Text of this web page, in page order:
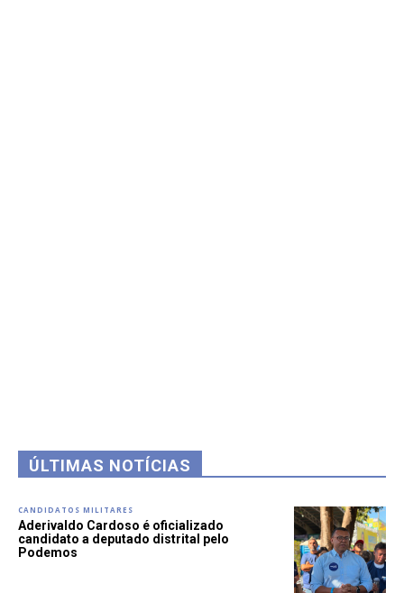
ÚLTIMAS NOTÍCIAS
CANDIDATOS MILITARES
Aderivaldo Cardoso é oficializado
candidato a deputado distrital pelo
Podemos